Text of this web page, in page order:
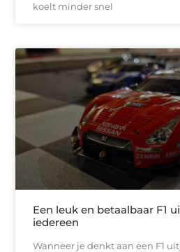
koelt minder snel
Een leuk en betaalbaar F1
iedereen
Wanneer je denkt aan een F1